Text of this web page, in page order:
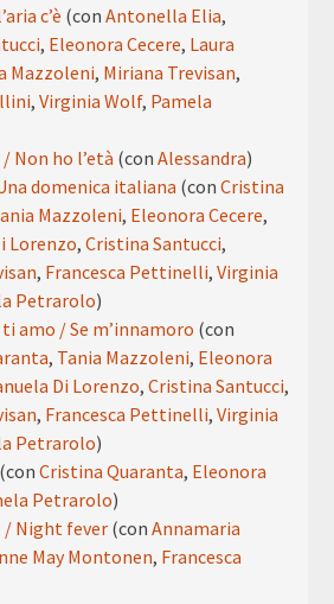
c’è (conAntonella Elia,
, Eleonora Cecere, Laura
Mazzoleni, Miriana Trevisan,
,Virginia Wolf, Pamela
Non ho l’età (conAlessandra)
domenica italiana (conCristina
Mazzoleni, Eleonora Cecere,
Lorenzo,Cristina Santucci,
, Francesca Pettinelli,Virginia
Petrarolo)
amo / Se m’innamoro (con
, Tania Mazzoleni, Eleonora
Di Lorenzo,Cristina Santucci,
, Francesca Pettinelli,Virginia
Petrarolo)
(conCristina Quaranta, Eleonora
Petrarolo)
/ Night fever (conAnnamaria
May Montonen, Francesca